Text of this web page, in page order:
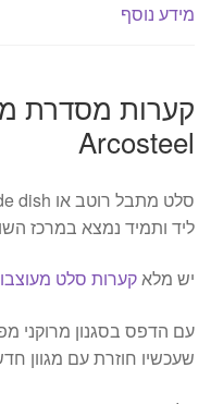
מידע נוסף
קערות מסדרת
Arcosteel
ליד ותמיד נמצא במרכז
יש מלאקערות סלט
עם הדפס בסגנון מרוקני
שעכשיו חוזרת עם מגוון